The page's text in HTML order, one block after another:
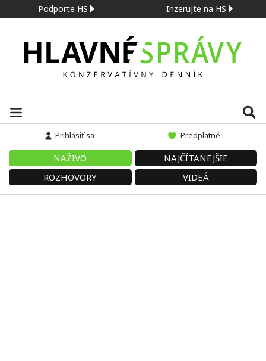
Podporte HS Inzerujte na HS
Prihlásiť sa Predplatné
NAŽIVO
NAJČÍTANEJŠIE
ROZHOVORY
VIDEÁ